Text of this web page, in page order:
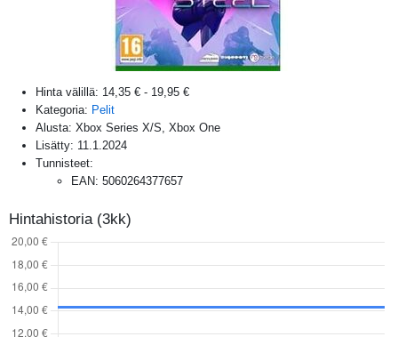
Hinta välillä: 14,35 € - 19,95 €
Kategoria: Pelit
Alusta: Xbox Series X/S, Xbox One
Lisätty: 11.1.2024
Tunnisteet:
EAN: 5060264377657
Hintahistoria (3kk)